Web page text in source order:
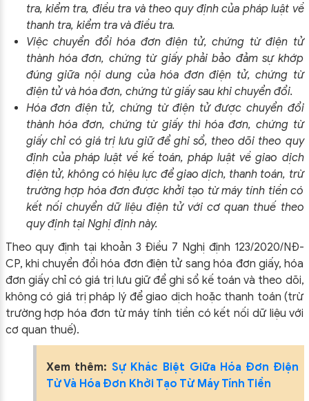
tra, kiểm tra, điều tra và theo quy định của pháp luật về
thanh tra, kiểm tra và điều tra.
Việc chuyển đổi hóa đơn điện tử, chứng từ điện tử
thành hóa đơn, chứng từ giấy phải bảo đảm sự khớp
đúng giữa nội dung của hóa đơn điện tử, chứng từ
điện tử và hóa đơn, chứng từ giấy sau khi chuyển đổi.
Hóa đơn điện tử, chứng từ điện tử được chuyển đổi
thành hóa đơn, chứng từ giấy thì hóa đơn, chứng từ
giấy chỉ có giá trị lưu giữ để ghi sổ, theo dõi theo quy
định của pháp luật về kế toán, pháp luật về giao dịch
điện tử, không có hiệu lực để giao dịch, thanh toán, trừ
trường hợp hóa đơn được khởi tạo từ máy tính tiền có
kết nối chuyển dữ liệu điện tử với cơ quan thuế theo
quy định tại Nghị định này.
Theo quy định tại khoản 3 Điều 7 Nghị định 123/2020/NĐ-
CP, khi chuyển đổi hóa đơn điện tử sang hóa đơn giấy, hóa
đơn giấy chỉ có giá trị lưu giữ để ghi sổ kế toán và theo dõi,
không có giá trị pháp lý để giao dịch hoặc thanh toán (trừ
trường hợp hóa đơn từ máy tính tiền có kết nối dữ liệu với
cơ quan thuế).
Xem thêm: Sự Khác Biệt Giữa Hóa Đơn Điện
Tử Và Hóa Đơn Khởi Tạo Từ Máy Tính Tiền